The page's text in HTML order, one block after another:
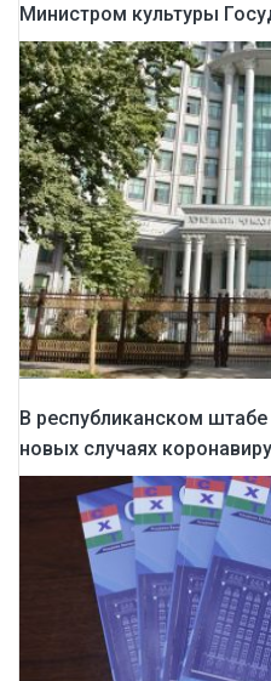
Министром культуры
В республиканском
новых случаях